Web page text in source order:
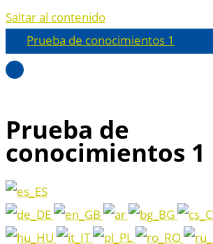
Saltar al contenido
Prueba de conocimientos 1
Prueba de
conocimientos 1